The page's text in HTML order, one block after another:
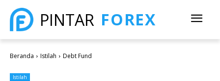
PINTAR FOREX
Beranda Istilah Debt Fund
Istilah